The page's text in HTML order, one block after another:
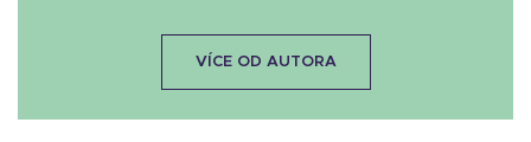
VÍCE OD AUTORA